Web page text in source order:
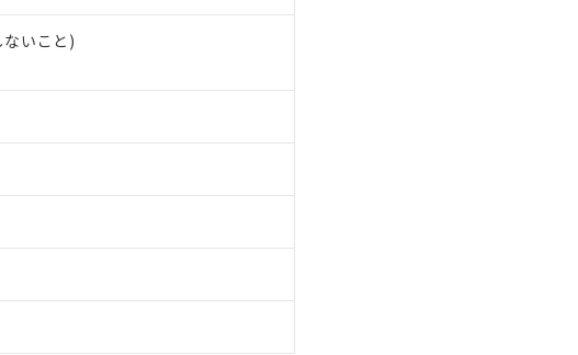
いこと)
していることから、特段のことがない限り、2022年1月12日よ